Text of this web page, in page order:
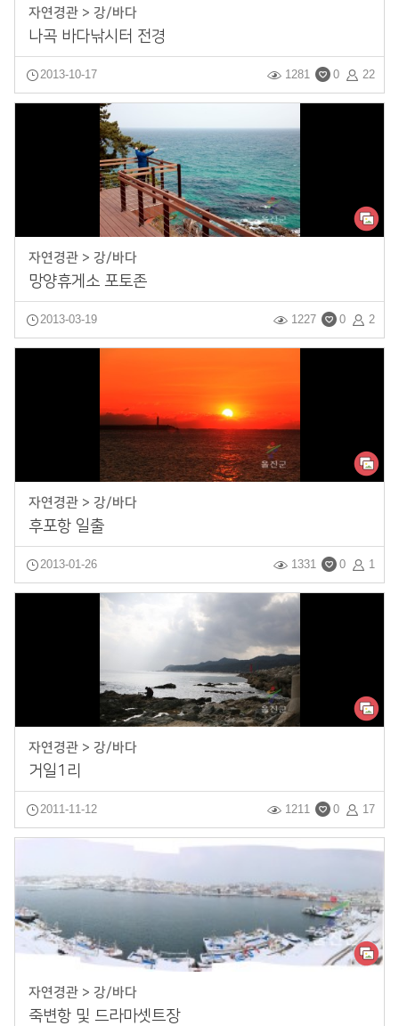
자연경관 > 강/바다
나곡 바다낚시터 전경
2013-10-17 22
0
1281
자연경관 > 강/바다
망양휴게소 포토존
2013-03-19 2
0
1227
자연경관 > 강/바다
후포항 일출
2013-01-26 1
0
1331
자연경관 > 강/바다
거일1리
2011-11-12 17
0
1211
자연경관 > 강/바다
죽변항 및 드라마셋트장